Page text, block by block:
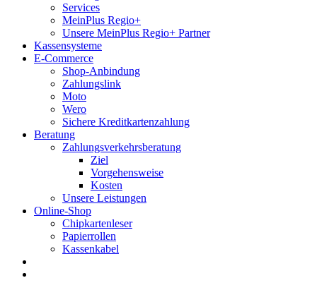
Services
MeinPlus Regio+
Unsere MeinPlus Regio+ Partner
Kassensysteme
E-Commerce
Shop-Anbindung
Zahlungslink
Moto
Wero
Sichere Kreditkartenzahlung
Beratung
Zahlungsverkehrsberatung
Ziel
Vorgehensweise
Kosten
Unsere Leistungen
Online-Shop
Chipkartenleser
Papierrollen
Kassenkabel